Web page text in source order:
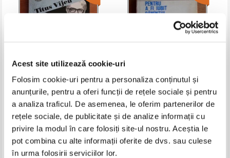
Acest site utilizează cookie-uri
Folosim cookie-uri pentru a personaliza conținutul și
anunțurile, pentru a oferi funcții de rețele sociale și pentru
a analiza traficul. De asemenea, le oferim partenerilor de
rețele sociale, de publicitate și de analize informații cu
privire la modul în care folosiți site-ul nostru. Aceștia le
pot combina cu alte informații oferite de dvs. sau culese
în urma folosirii serviciilor lor.
Titus Vijeu - Eterul si eternul
Pret:10,00Lei 4,00 Lei
Adaugă în coș
Panait Istrati - Pentru a fi iubit
pamantul
Pret:12,00Lei 6,00 Lei
Adaugă în coș